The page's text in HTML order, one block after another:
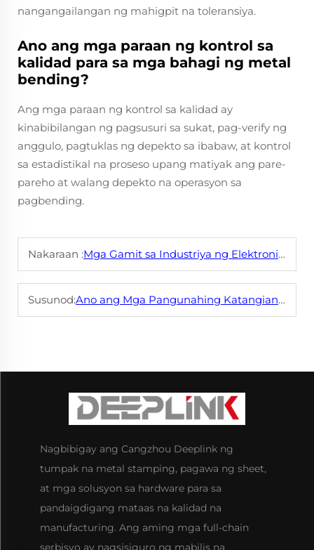
nangangailangan ng mahigpit na toleransiya.
Ano ang mga paraan ng kontrol sa
kalidad para sa mga bahagi ng metal
bending?
Ang mga paraan ng kontrol sa kalidad ay
kinabibilangan ng pagsusuri sa sukat, pag-verify ng
anggulo, pagtuklas ng depekto sa ibabaw, at kontrol
sa estadistikal na proseso upang matiyak ang pare-
pareho at walang depekto na operasyon sa
pagbending.
Nakaraan :Mga Gamit sa Industriya ng Elektronika para sa Metal Stamping?
Susunod:Ano ang Mga Pangunahing Katangian ng Deep Drawn na Bahagi at Paano Ito Ginagamit?
Nagbibigay ang Cangzhou Deeplink ng
tumpak na metal stamping, pagawa ng sheet,
at mga solusyon sa hardware para sa
pandaigdigang mataas na kalidad na
manufacturing. Ang aming mga full-chain
serbisyo ay nagsisiguro ng mabilis na